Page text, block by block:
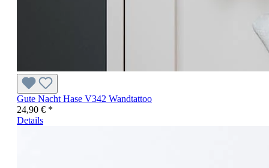
Gute Nacht Hase V342 Wandtattoo
24,90 € *
Details